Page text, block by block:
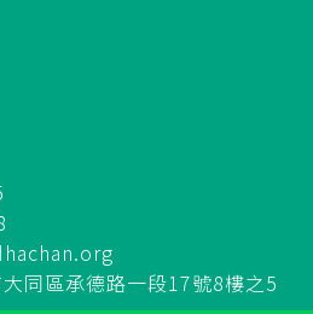
同區承德路一段17號8樓之5